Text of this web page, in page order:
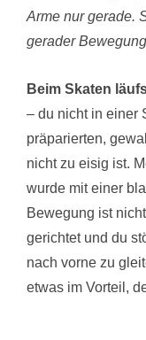
Arme nur gerade.
gerader
Beim Skaten
– du nicht in einer
präparierten,
nicht zu eisig ist.
wurde mit einer
Bewegung ist
gerichtet und du
nach vorne zu
etwas im Vorteil,